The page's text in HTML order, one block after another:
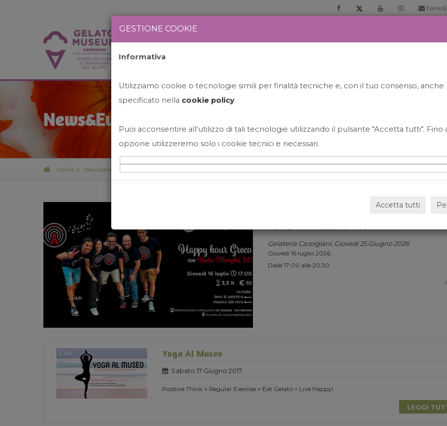
News&Events
Home News&events
HAPPY HOUR GRECO CON
RADIO MEMPHIS 3.0.
Gelateria Carpigiani, Giovedi 25 Giugno 2026
Giovedì 16 luglio 2026
Dalle 17:00 alle 20:30
Yoga Al Museo
Sabato 17 Giugno 2017
Positive Think + Regular Exercise + Eat Gelato = Live Happy!
LEGGI
GESTIONE COOKIE
Informativa
Utilizziamo cookie o tecnologie simili per finalità tecniche e, con il tuo consenso,
specificato nella cookie policy.
Puoi acconsentire all'utilizzo di tali tecnologie utilizzando il pulsante "Accetta tutti". Fino
opzione utilizzeremo solo i cookie tecnici e necessari.
Accetta tutti